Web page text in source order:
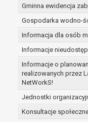
Gminna ewidencja
Gospodarka wodno-
Informacja dla osób
Informacje
Informacje o
realizowanych przez
NetWorkS!
Jednostki
Konsultacje
w celu
odbywa się
zawartej
wymaganym
przypadku
danych po
czasu
Ponadto w
dane osobowe